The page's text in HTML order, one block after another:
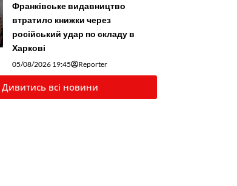
Франківське видавництво
втратило книжки через
російський удар по складу в
Харкові
05/08/2026 19:45 Reporter
Дивитись всі новини